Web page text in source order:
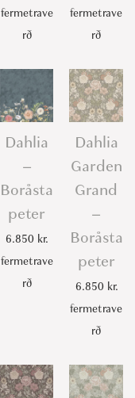
fermetrave
rð
fermetrave
rð
Dahlia
–
Boråsta
peter
6.850 kr.
fermetrave
rð
Dahlia
Garden
Grand
–
Boråsta
peter
6.850 kr.
fermetrave
rð